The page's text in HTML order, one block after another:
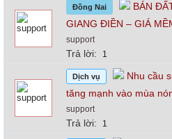
Đồng Nai
BÁN
GIANG ĐIỀN – GIÁ
support
Trả lời: 1
Dịch vụ
Nhu cầu
tăng mạnh vào mùa
support
Trả lời: 1